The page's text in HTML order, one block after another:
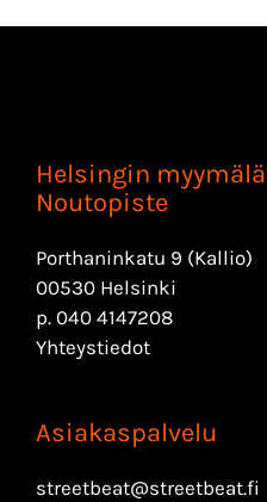
Helsingin
Noutopiste
Porthaninkatu 9 (Kallio)
00530 Helsinki
p. 040 4147208
Yhteystiedot
Asiakaspalvelu
streetbeat@streetbeat.fi